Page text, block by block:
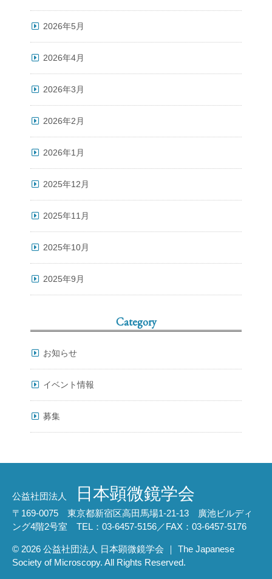
2026年5月
2026年4月
2026年3月
2026年2月
2026年1月
2025年12月
2025年11月
2025年10月
2025年9月
Category
お知らせ
イベント情報
募集
公益社団法人 日本顕微鏡学会
〒169-0075 東京都新宿区高田馬場1-21-13 廣池ビルディ
ング4階2号室 TEL：03-6457-5156／FAX：03-6457-5176
© 2026 公益社団法人 日本顕微鏡学会 ｜ The Japanese
Society of Microscopy. All Rights Reserved.